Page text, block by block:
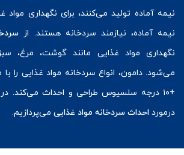
نیمه آماده تولید می‌کنند، برای نگهداری مواد
نیمه آماده، نیازمند سردخانه هستند. از
نگهداری مواد غذایی مانند گوشت، مرغ،
+۱۰ درجه سلسیوس طراحی و احداث می‌کند.
درمورد احداث سردخانه مواد غذایی می‌پردازیم.